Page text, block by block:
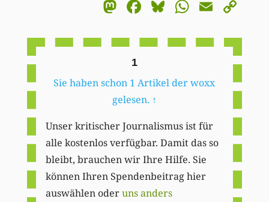
Mastodon
Facebook
BlueskyEmail
1
Sie haben schon 1 Artikel der woxx
gelesen. ↑
Unser kritischer Journalismus ist für
alle kostenlos verfügbar. Damit das so
bleibt, brauchen wir Ihre Hilfe. Sie
können Ihren Spendenbeitrag hier
auswählen oderuns anders